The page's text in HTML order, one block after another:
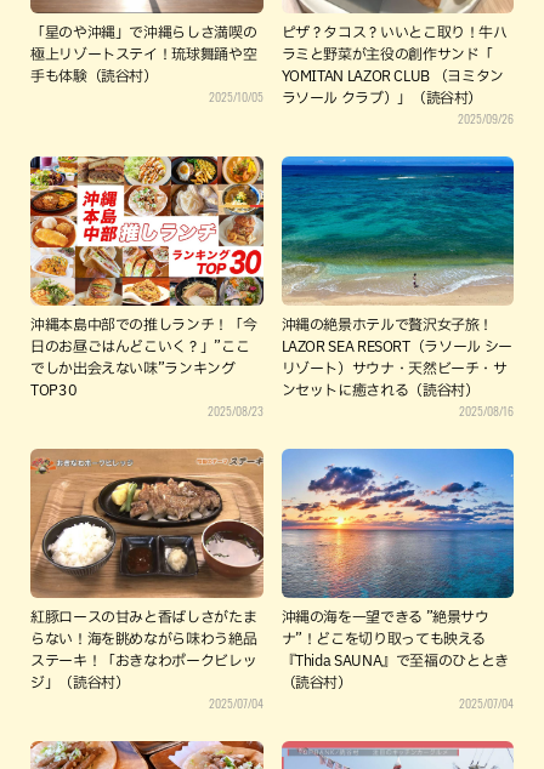
「星のや沖縄」で沖縄らしさ満喫の
極上リゾートステイ！琉球舞踊や空
手も体験（読谷村）
2025/10/05
ピザ？タコス？いいとこ取り！牛ハ
ラミと野菜が主役の創作サンド「
YOMITAN LAZOR CLUB （ヨミタン
ラソール クラブ）」（読谷村）
2025/09/26
沖縄本島中部での推しランチ！「今
日のお昼ごはんどこいく？」”ここ
でしか出会えない味”ランキング
TOP30
2025/08/23
沖縄の絶景ホテルで贅沢女子旅！
LAZOR SEA RESORT（ラソール シー
リゾート）サウナ・天然ビーチ・サ
ンセットに癒される（読谷村）
2025/08/16
紅豚ロースの甘みと香ばしさがたま
らない！海を眺めながら味わう絶品
ステーキ！「おきなわポークビレッ
ジ」（読谷村）
2025/07/04
沖縄の海を一望できる ”絶景サウ
ナ”！どこを切り取っても映える
『Thida SAUNA』で至福のひととき
（読谷村）
2025/07/04